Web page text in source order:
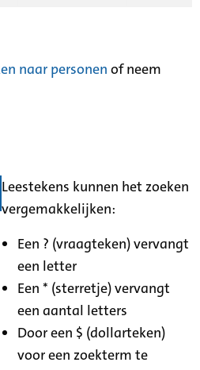
naar personen of neem
Leestekens kunnen het zoeken
vergemakkelijken:
Een ? (vraagteken) vervangt
een letter
Een * (sterretje) vervangt
een aantal letters
Door een $ (dollarteken)
voor een zoekterm te